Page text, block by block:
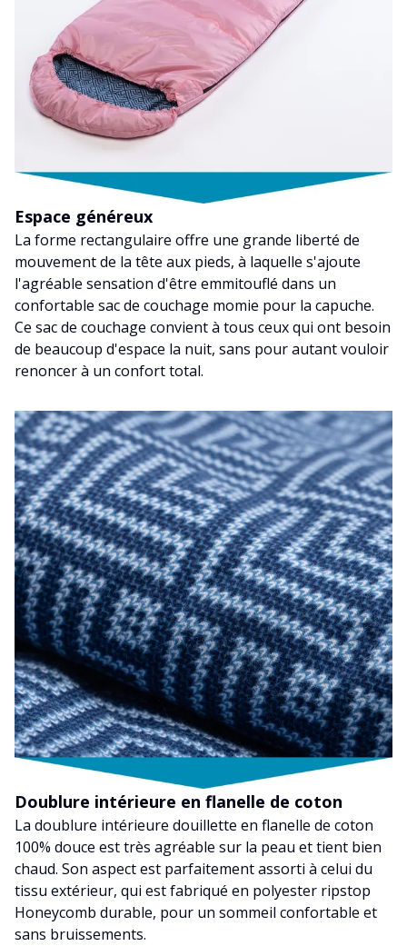
Espace généreux
La forme rectangulaire offre une grande liberté de
mouvement de la tête aux pieds, à laquelle s'ajoute
l'agréable sensation d'être emmitouflé dans un
confortable sac de couchage momie pour la capuche.
Ce sac de couchage convient à tous ceux qui ont besoin
de beaucoup d'espace la nuit, sans pour autant vouloir
renoncer à un confort total.
Doublure intérieure en flanelle de coton
La doublure intérieure douillette en flanelle de coton
100% douce est très agréable sur la peau et tient bien
chaud. Son aspect est parfaitement assorti à celui du
tissu extérieur, qui est fabriqué en polyester ripstop
Honeycomb durable, pour un sommeil confortable et
sans bruissements.